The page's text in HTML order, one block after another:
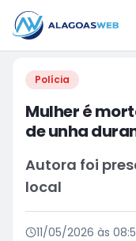
Polícia
Mulher é
de unha
Autora foi
local
11/05/2026 às